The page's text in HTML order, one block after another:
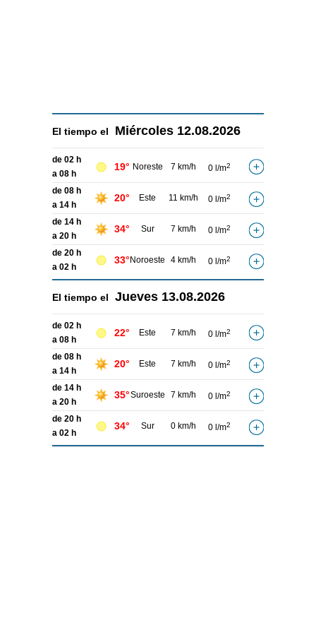
El tiempo el Miércoles 12.08.2026
de 02 h
a 08 h
19° Noreste 7 km/h 0 l/m2
de 08 h
a 14 h
20° Este 11 km/h 0 l/m2
de 14 h
a 20 h
34° Sur 7 km/h 0 l/m2
de 20 h
a 02 h
33° Noroeste 4 km/h 0 l/m2
El tiempo el Jueves 13.08.2026
de 02 h
a 08 h
22° Este 7 km/h 0 l/m2
de 08 h
a 14 h
20° Este 7 km/h 0 l/m2
de 14 h
a 20 h
35°Suroeste 7 km/h 0 l/m2
de 20 h
a 02 h
34° Sur 0 km/h 0 l/m2